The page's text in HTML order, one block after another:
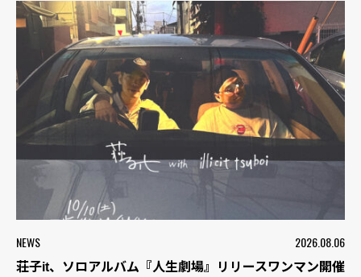
NEWS 2026.08.06
荘子it、ソロアルバム『人生劇場』リリースワンマン開催